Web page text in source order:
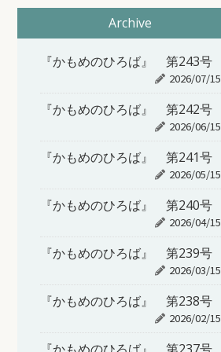
Archive
『かもめのひろば』 第243号
2026/07/15
『かもめのひろば』 第242号
2026/06/15
『かもめのひろば』 第241号
2026/05/15
『かもめのひろば』 第240号
2026/04/15
『かもめのひろば』 第239号
2026/03/15
『かもめのひろば』 第238号
2026/02/15